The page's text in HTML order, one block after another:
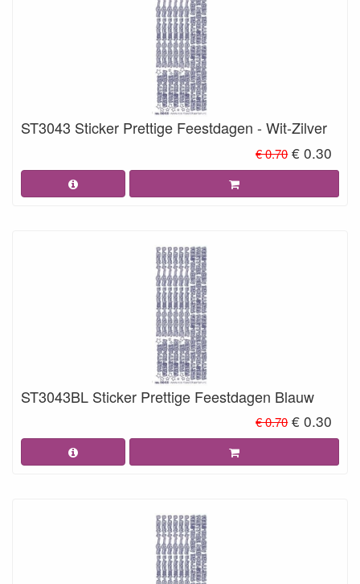
ST3043 Sticker Prettige Feestdagen - Wit-Zilver
€ 0.70 € 0.30
ST3043BL Sticker Prettige Feestdagen Blauw
€ 0.70 € 0.30